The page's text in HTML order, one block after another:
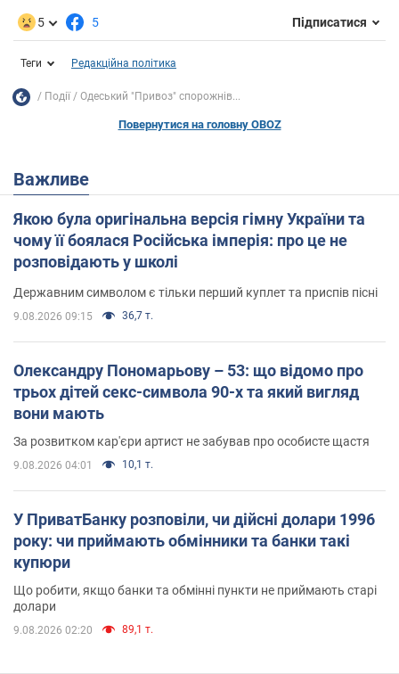
5 5 Підписатися
Теги Редакційна політика
Події Одеський "Привоз" спорожнів...
Повернутися на головну OBOZ
Важливе
Якою була оригінальна версія гімну України та
чому її боялася Російська імперія: про це не
розповідають у школі
Державним символом є тільки перший куплет та приспів пісні
9.08.2026 09:15 36,7 т.
Олександру Пономарьову – 53: що відомо про
трьох дітей секс-символа 90-х та який вигляд
вони мають
За розвитком кар'єри артист не забував про особисте щастя
9.08.2026 04:01 10,1 т.
У ПриватБанку розповіли, чи дійсні долари 1996
року: чи приймають обмінники та банки такі
купюри
Що робити, якщо банки та обмінні пункти не приймають старі
долари
9.08.2026 02:20 89,1 т.